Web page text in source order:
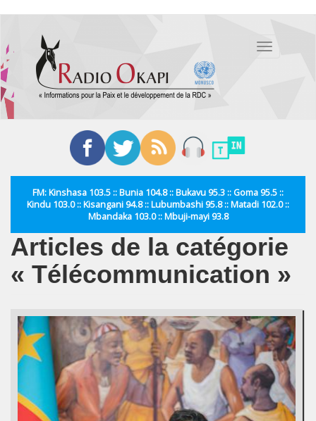
contenu
principal
Toggle
FM: Kinshasa 103.5 :: Bunia 104.8 :: Bukavu 95.3 :: Goma 95.5 ::
Kindu 103.0 :: Kisangani 94.8 :: Lubumbashi 95.8 :: Matadi 102.0 ::
Mbandaka 103.0 :: Mbuji-mayi 93.8
Articles de la catégorie
« Télécommunication »